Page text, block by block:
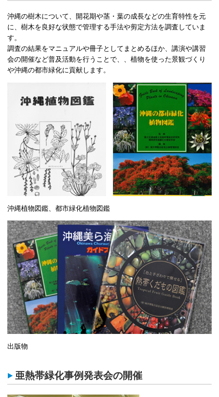
沖縄の樹木について、開花期や茎・葉の成長などの生育特性を元
に、樹木を良好な状態で管理する手法や剪定方法を調査していま
す。
調査の結果をマニュアルや冊子としてまとめるほか、講演や講習
会の開催など普及活動を行うことで、、植物を使った景観づくり
や沖縄の都市緑化に貢献します。
沖縄植物図鑑、都市緑化植物図鑑
出版物
亜熱帯緑化事例発表会の開催